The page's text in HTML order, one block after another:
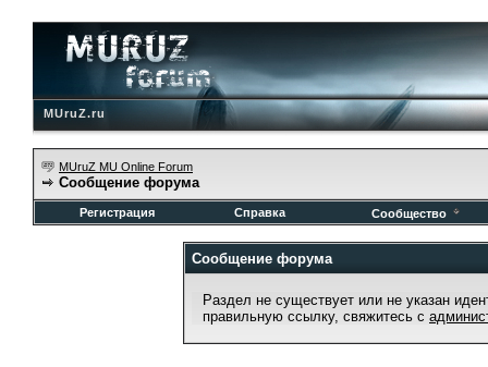
MUruZ.ru
MUruZ MU Online Forum
Сообщение форума
Регистрация Справка Сообщество
Сообщение форума
Раздел не существует или не указан
правильную ссылку, свяжитесь с